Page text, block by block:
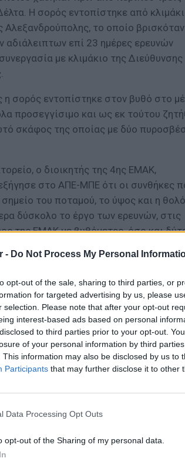
- Do Not Process My Personal
opt-out of the sale, sharing to third parties, or
for targeted advertising by us, please
selection. Please note that after your opt-out
interest-based ads based on personal
to third parties prior to your opt-out.
of your personal information by third
This information may also be disclosed by us to
Participants that may further disclose it to other
Data Processing Opt Outs
opt-out of the Sharing of my personal data.
Η σορός εντοπίστηκε από
Αλεξανδρούπολης, το οποίο βρισκόταν
αδιάλειπτων επί 23 ημέρες ερευνών
με κλιμάκιο της Διεύθυνσης
η σορός εντοπίστηκε στον βυθό στο
προσεγγίσιμο και ως εκ τούτου
σκάφος της οποίας με δύο
ο διοικητής της 4ης ΕΜΑΚ,
στο ΑΠΕ-ΜΠΕ ότι οι συνθήκες
του ποταμού, το ύψος και η
δύσκολο το έργο των ερευνών, στις
της ΕΜΑΚ με βυθόμετρο, όσο και